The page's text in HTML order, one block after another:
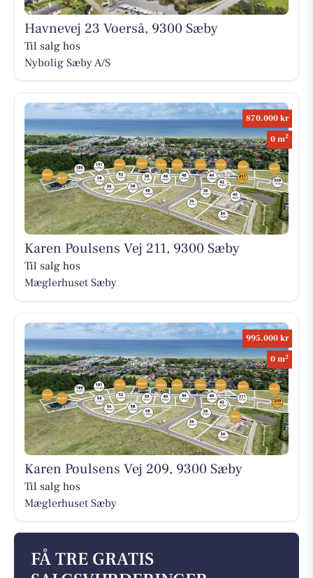
Havnevej 23 Voerså, 9300 Sæby
Til salg hos
Nybolig Sæby A/S
870.000 kr
0 m2
Karen Poulsens Vej 211, 9300 Sæby
Til salg hos
Mæglerhuset Sæby
995.000 kr
0 m2
Karen Poulsens Vej 209, 9300 Sæby
Til salg hos
Mæglerhuset Sæby
FÅ TRE GRATIS